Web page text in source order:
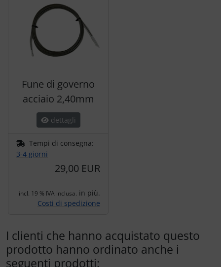
Fune di governo
acciaio 2,40mm
dettagli
Tempi di consegna:
3-4 giorni
29,00 EUR
incl. 19 % IVA inclusa. in più.
Costi di spedizione
I clienti che hanno acquistato questo
prodotto hanno ordinato anche i
seguenti prodotti: